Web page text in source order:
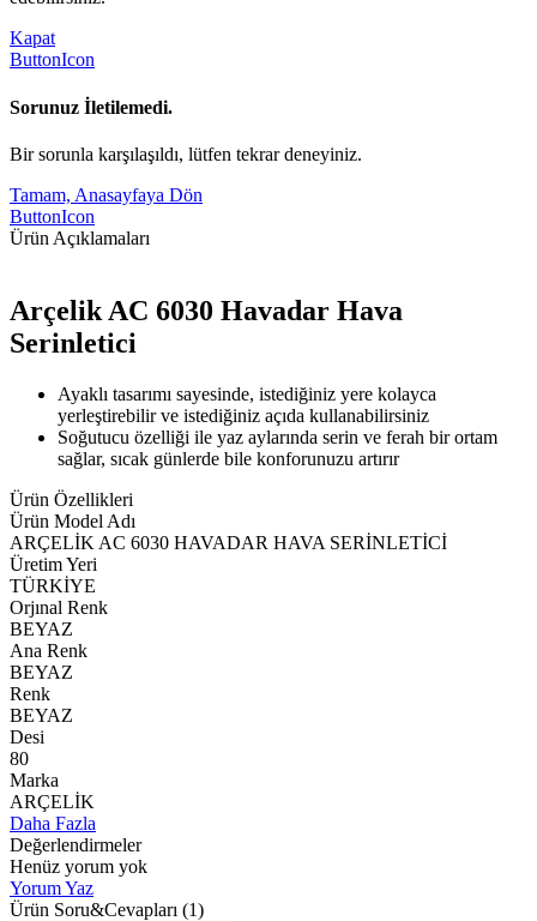
Kapat
ButtonIcon
Sorunuz İletilemedi.
Bir sorunla karşılaşıldı, lütfen tekrar deneyiniz.
Tamam, Anasayfaya Dön
ButtonIcon
Ürün Açıklamaları
Arçelik AC 6030 Havadar Hava
Serinletici
Ayaklı tasarımı sayesinde, istediğiniz yere kolayca
yerleştirebilir ve istediğiniz açıda kullanabilirsiniz
Soğutucu özelliği ile yaz aylarında serin ve ferah bir ortam
sağlar, sıcak günlerde bile konforunuzu artırır
Ürün Özellikleri
Ürün Model Adı
ARÇELİK AC 6030 HAVADAR HAVA SERİNLETİCİ
Üretim Yeri
TÜRKİYE
Orjınal Renk
BEYAZ
Ana Renk
BEYAZ
Renk
BEYAZ
Desi
80
Marka
ARÇELİK
Daha Fazla
Değerlendirmeler
Henüz yorum yok
Yorum Yaz
Ürün Soru&Cevapları (1)